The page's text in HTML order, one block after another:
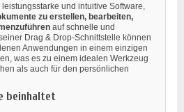
und intuitive Software,
zu erstellen, bearbeiten,
auf schnelle und
Drag & Drop-Schnittstelle können
Anwendungen in einem einzigen
was es zu einem idealen Werkzeug
als auch für den persönlichen
beinhaltet